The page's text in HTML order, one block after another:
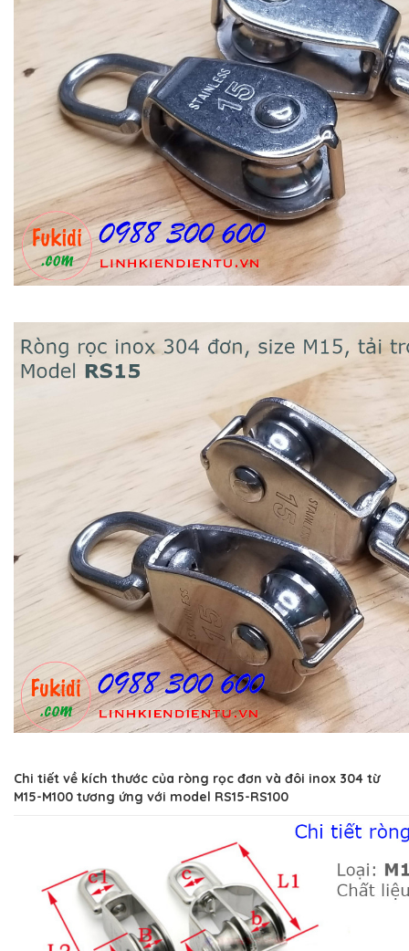
Chi tiết về kích thước của ròng rọc đơn và đôi inox 304 từ
M15-M100 tương ứng với model RS15-RS100